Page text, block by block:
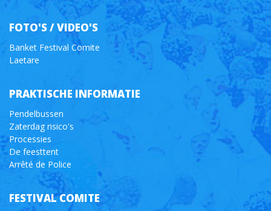
FOTO'S / VIDEO'S
Banket Festival Comite
Laetare
PRAKTISCHE INFORMATIE
Pendelbussen
Zaterdag risico's
Processies
De feesttent
Arrêté de Police
FESTIVAL COMITE